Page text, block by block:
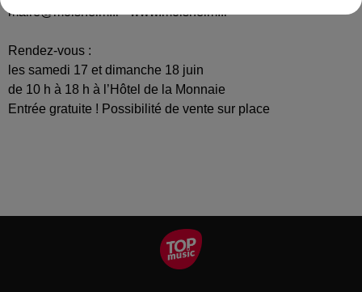
maire@molsheim.fr - www.molsheim.fr
Rendez-vous :
les samedi 17 et dimanche 18 juin
de 10 h à 18 h à l’Hôtel de la Monnaie
Entrée gratuite ! Possibilité de vente sur place